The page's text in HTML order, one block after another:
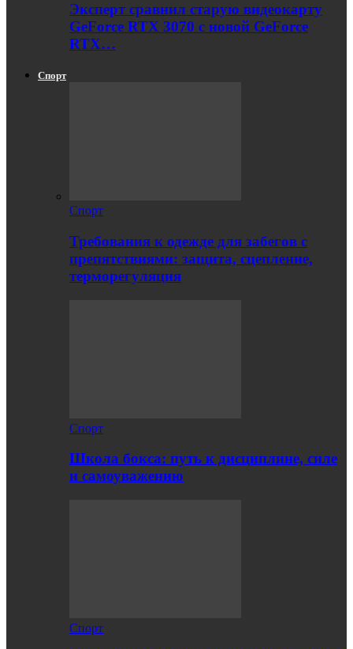
Эксперт сравнил старую видеокарту
GeForce RTX 3070 с новой GeForce
RTX…
Спорт
Спорт
Требования к одежде для забегов с
препятствиями: защита, сцепление,
терморегуляция
Спорт
Школа бокса: путь к дисциплине, силе
и самоуважению
Спорт